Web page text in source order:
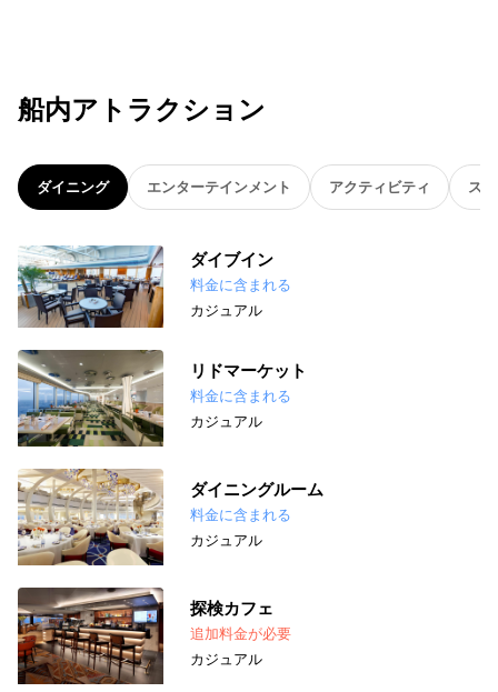
船内アトラクション
ダイニング エンターテインメント アクティビティ ス
ダイブイン
料金に含まれる
カジュアル
リドマーケット
料金に含まれる
カジュアル
ダイニングルーム
料金に含まれる
カジュアル
探検カフェ
追加料金が必要
カジュアル